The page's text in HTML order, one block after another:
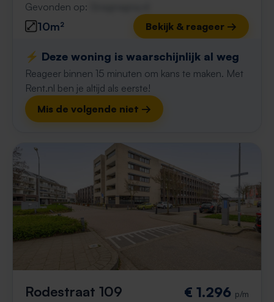
Gevonden op:
10m² Bekijk & reageer →
⚡️ Deze woning is waarschijnlijk al weg
Reageer binnen 15 minuten om kans te maken. Met
Rent.nl ben je altijd als eerste!
Mis de volgende niet →
Rodestraat 109 € 1.296 p/m